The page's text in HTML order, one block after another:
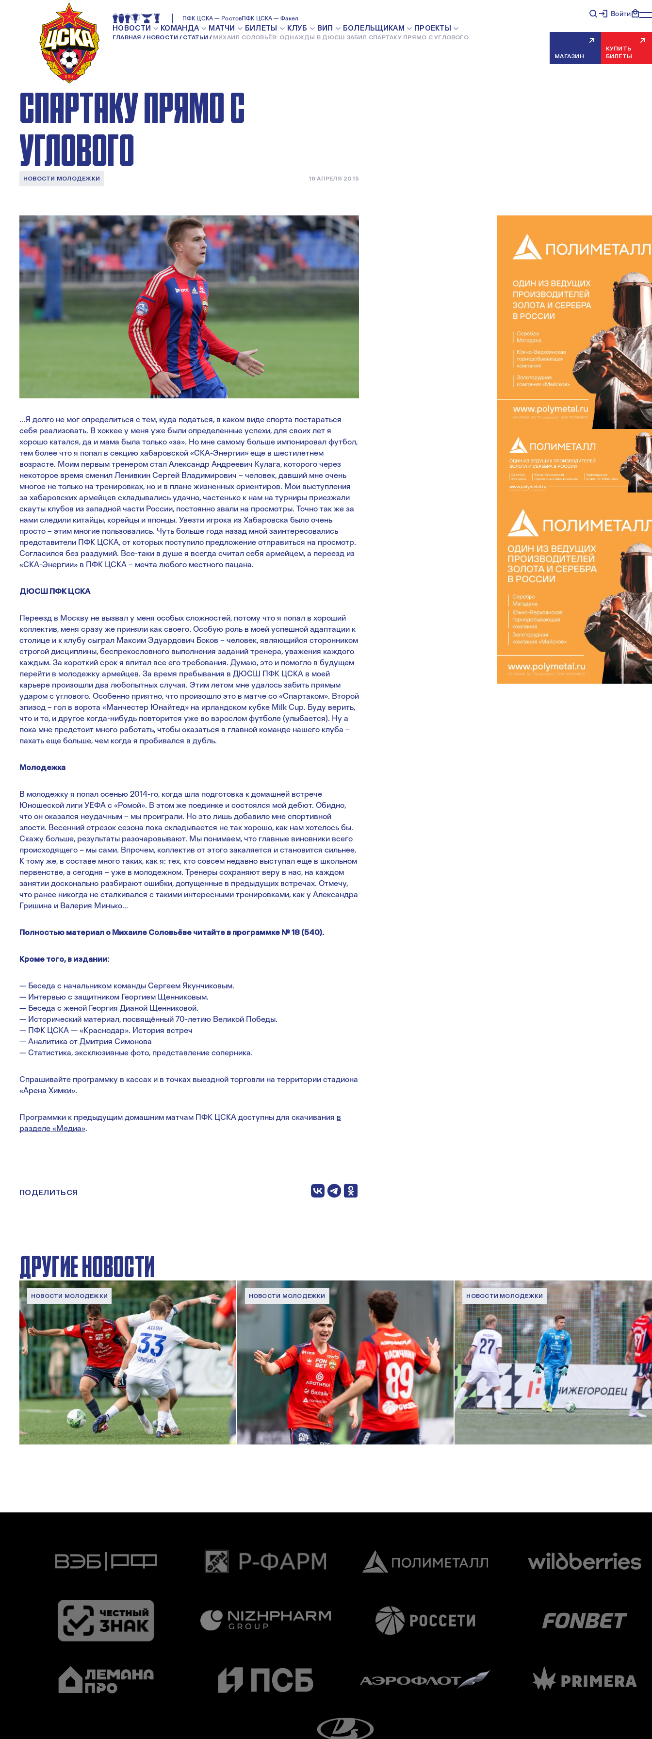
ПФК ЦСКА — РостовПФК ЦСКА — Факел
НОВОСТИ КОМАНДА МАТЧИ БИЛЕТЫ КЛУБ ВИП БОЛЕЛЬЩИКАМ ПРОЕКТЫ
ГЛАВНАЯ НОВОСТИ СТАТЬИ МИХАИЛ СОЛОВЬЁВ: ОДНАЖДЫ В ДЮСШ ЗАБИЛ СПАРТАКУ ПРЯМО С УГЛОВОГО
Войти
МАГАЗИН
КУПИТЬ
БИЛЕТЫ
МИХАИЛ СОЛОВЬЁВ:
ОДНАЖДЫ В ДЮСШ ЗАБИЛ
СПАРТАКУ ПРЯМО С
УГЛОВОГО
НОВОСТИ МОЛОДЕЖКИ 16 АПРЕЛЯ 2015
...Я долго не мог определиться с тем, куда податься, в каком виде спорта постараться
себя реализовать. В хоккее у меня уже были определенные успехи, для своих лет я
хорошо катался, да и мама была только «за». Но мне самому больше импонировал футбол,
тем более что я попал в секцию хабаровской «СКА-Энергии» еще в шестилетнем
возрасте. Моим первым тренером стал Александр Андреевич Кулага, которого через
некоторое время сменил Ленивкин Сергей Владимирович – человек, давший мне очень
многое не только на тренировках, но и в плане жизненных ориентиров. Мои выступления
за хабаровских армейцев складывались удачно, частенько к нам на турниры приезжали
скауты клубов из западной части России, постоянно звали на просмотры. Точно так же за
нами следили китайцы, корейцы и японцы. Увезти игрока из Хабаровска было очень
просто – этим многие пользовались. Чуть больше года назад мной заинтересовались
представители ПФК ЦСКА, от которых поступило предложение отправиться на просмотр.
Согласился без раздумий. Все-таки в душе я всегда считал себя армейцем, а переезд из
«СКА-Энергии» в ПФК ЦСКА – мечта любого местного пацана.
ДЮСШ ПФК ЦСКА
Переезд в Москву не вызвал у меня особых сложностей, потому что я попал в хороший
коллектив, меня сразу же приняли как своего. Особую роль в моей успешной адаптации к
столице и к клубу сыграл Максим Эдуардович Боков – человек, являющийся сторонником
строгой дисциплины, беспрекословного выполнения заданий тренера, уважения каждого
каждым. За короткий срок я впитал все его требования. Думаю, это и помогло в будущем
перейти в молодежку армейцев. За время пребывания в ДЮСШ ПФК ЦСКА в моей
карьере произошли два любопытных случая. Этим летом мне удалось забить прямым
ударом с углового. Особенно приятно, что произошло это в матче со «Спартаком». Второй
эпизод – гол в ворота «Манчестер Юнайтед» на ирландском кубке Milk Cup. Буду верить,
что и то, и другое когда-нибудь повторится уже во взрослом футболе (улыбается). Ну а
пока мне предстоит много работать, чтобы оказаться в главной команде нашего клуба –
пахать еще больше, чем когда я пробивался в дубль.
Молодежка
В молодежку я попал осенью 2014-го, когда шла подготовка к домашней встрече
Юношеской лиги УЕФА с «Ромой». В этом же поединке и состоялся мой дебют. Обидно,
что он оказался неудачным – мы проиграли. Но это лишь добавило мне спортивной
злости. Весенний отрезок сезона пока складывается не так хорошо, как нам хотелось бы.
Скажу больше, результаты разочаровывают. Мы понимаем, что главные виновники всего
происходящего – мы сами. Впрочем, коллектив от этого закаляется и становится сильнее.
К тому же, в составе много таких, как я: тех, кто совсем недавно выступал еще в школьном
первенстве, а сегодня – уже в молодежном. Тренеры сохраняют веру в нас, на каждом
занятии досконально разбирают ошибки, допущенные в предыдущих встречах. Отмечу,
что ранее никогда не сталкивался с такими интересными тренировками, как у Александра
Гришина и Валерия Минько...
Полностью материал о Михаиле Соловьёве читайте в программке № 18 (540).
Кроме того, в издании:
— Беседа с начальником команды Сергеем Якунчиковым.
— Интервью с защитником Георгием Щенниковым.
— Беседа с женой Георгия Дианой Щенниковой.
— Исторический материал, посвящённый 70-летию Великой Победы.
— ПФК ЦСКА — «Краснодар». История встреч
— Аналитика от Дмитрия Симонова
— Статистика, эксклюзивные фото, представление соперника.
Спрашивайте программку в кассах и в точках выездной торговли на территории стадиона
«Арена Химки».
Программки к предыдущим домашним матчам ПФК ЦСКА доступны для скачивания в
разделе «Медиа».
ПОДЕЛИТЬСЯ
ДРУГИЕ НОВОСТИ
НОВОСТИ МОЛОДЕЖКИ
МФЛ. ПФК ЦСКА – Чертаново – 3:0
22 МАЯ 2026 15:02
НОВОСТИ МОЛОДЕЖКИ
МФЛ. ПФК ЦСКА – Динамо (Москва) – 3:1
1 МАЯ 2026 15:37
НОВОСТИ МОЛОДЕЖКИ